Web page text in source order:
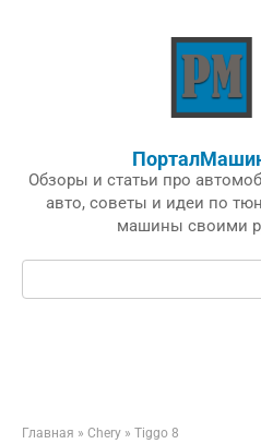
Обзоры и статьи про
авто, советы и идеи по
машины своими
Поиск:
Главная » Chery » Tiggo 8